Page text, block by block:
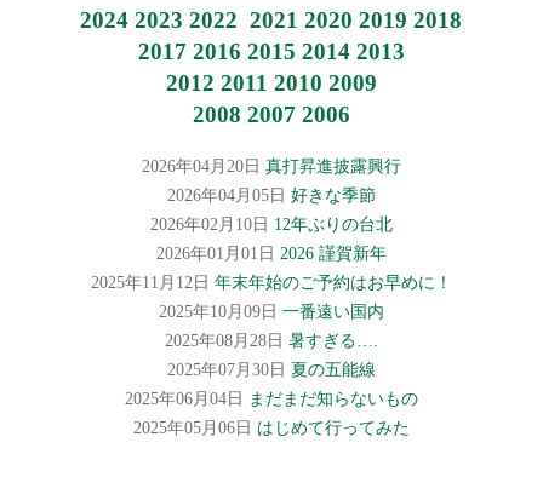
2024 2023 2022 2021 2020 2019 2018
2017 2016 2015 2014 2013
2012 2011 2010 2009
2008 2007 2006
2026年04月20日 真打昇進披露興行
2026年04月05日 好きな季節
2026年02月10日 12年ぶりの台北
2026年01月01日 2026 謹賀新年
2025年11月12日 年末年始のご予約はお早めに！
2025年10月09日 一番遠い国内
2025年08月28日 暑すぎる….
2025年07月30日 夏の五能線
2025年06月04日 まだまだ知らないもの
2025年05月06日 はじめて行ってみた